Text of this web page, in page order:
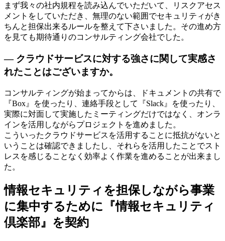
まず我々の社内規程を読み込んでいただいて、リスクアセス
メントをしていただき、無理のない範囲でセキュリティがき
ちんと担保出来るルールを整えて下さいました。その進め方
を見ても期待通りのコンサルティング会社でした。
— クラウドサービスに対する強さに関して実感さ
れたことはございますか。
コンサルティングが始まってからは、ドキュメントの共有で
『Box』を使ったり、連絡手段として『Slack』を使ったり、
実際に対面して実施したミーティングだけではなく、オンラ
インを活用しながらプロジェクトを進めました。
こういったクラウドサービスを活用することに抵抗がないと
いうことは確認できましたし、それらを活用したことでスト
レスを感じることなく効率よく作業を進めることが出来まし
た。
情報セキュリティを担保しながら事業
に集中するために『情報セキュリティ
倶楽部』を契約